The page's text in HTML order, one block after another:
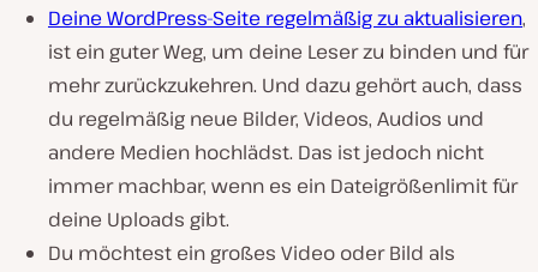
Deine WordPress-Seite regelmäßig zu aktualisieren,
ist ein guter Weg, um deine Leser zu binden und für
mehr zurückzukehren. Und dazu gehört auch, dass
du regelmäßig neue Bilder, Videos, Audios und
andere Medien hochlädst. Das ist jedoch nicht
immer machbar, wenn es ein Dateigrößenlimit für
deine Uploads gibt.
Du möchtest ein großes Video oder Bild als